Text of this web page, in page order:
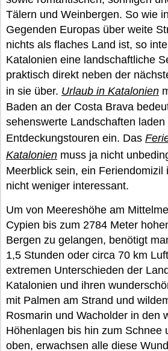
Tälern und Weinbergen. So wie
Gegenden Europas über weite
nichts als flaches Land ist, so
Katalonien eine landschaftliche
praktisch direkt neben der
in sie über. Urlaub in Katalonien
Baden an der Costa Brava
sehenswerte Landschaften
Entdeckungstouren ein. Das
Katalonien muss ja nicht
Meerblick sein, ein Feriendomizil
nicht weniger interessant.
Um von Meereshöhe am
Cypien bis zum 2784 Meter
Bergen zu gelangen, benötigt
1,5 Stunden oder circa 70 km
extremen Unterschieden der
Katalonien und ihren
mit Palmen am Strand und
Rosmarin und Wacholder in den
Höhenlagen bis hin zum Schnee
oben, erwachsen alle diese